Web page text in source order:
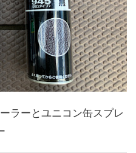
ラーとユニコン缶スプレ